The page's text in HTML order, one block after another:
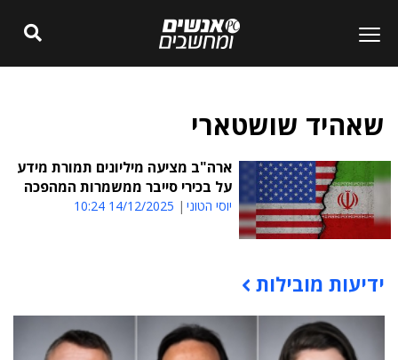
שאהיד שושטארי
ארה"ב מציעה מיליונים תמורת מידע
על בכירי סייבר ממשמרות המהפכה
יוסי הטוני 14/12/2025 10:24
תוכן פרסומי
ידיעות מובילות